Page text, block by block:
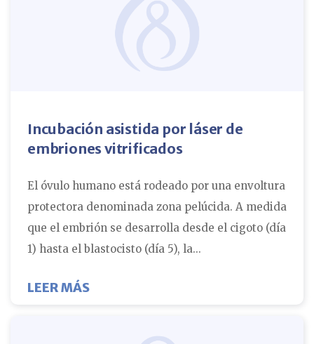
Incubación asistida por láser de
embriones vitrificados
El óvulo humano está rodeado por una envoltura
protectora denominada zona pelúcida. A medida
que el embrión se desarrolla desde el cigoto (día
1) hasta el blastocisto (día 5), la...
LEER MÁSSOBRE LA ECLOSIÓN ASISTIDA